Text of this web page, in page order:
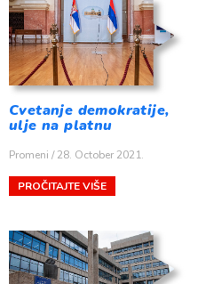
Cvetanje demokratije,
ulje na platnu
Promeni 28. October 2021.
PROČITAJTE VIŠE